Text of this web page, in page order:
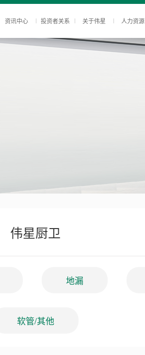
资讯中心 投资者关系 关于伟星 人力资源
伟星厨卫
地漏
软管/其他